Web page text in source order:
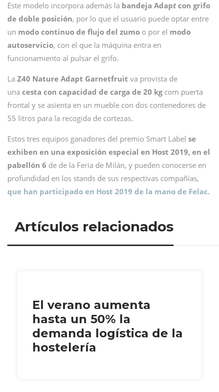
Este modelo incorpora además la bandeja Adaptcon grifo
de doble posición, por lo que el usuario puede optar entre
un modo continuo de flujo del zumo o por el modo
autoservicio, con el que la máquina entra en
funcionamiento al pulsar el grifo.
La Z40 Nature Adapt Garnetfruit va provista de
una cesta con capacidad de carga de 20 kgcom puerta
frontal y se asienta en un mueble con dos contenedores de
55 litros para la recogida de cortezas.
Estos tres equipos ganadores del premio Smart Label se
exhiben en una exposición especial en Host 2019, en el
pabellón 6 de de la Feria de Milán, y pueden conocerse en
profundidad en los stands de sus respectivas compañías,
que han participado en Host 2019 de la mano de Felac.
Artículos relacionados
El verano aumenta
hasta un 50% la
demanda logística de la
hostelería